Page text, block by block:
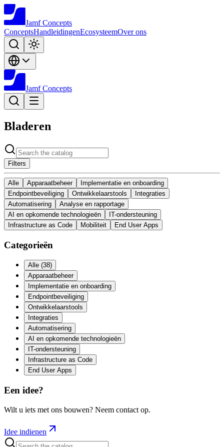
Jamf Concepts
ConceptsHandleidingenEcosysteemOver ons
Jamf Concepts
Bladeren
Filters
Alle Apparaatbeheer
Implementatie en onboarding
Endpointbeveiliging
Ontwikkelaarstools
Integraties
Automatisering
Analyse en rapportage
AI en opkomende technologieën
IT-ondersteuning
Infrastructure as Code
Mobiliteit End User Apps
Categorieën
Alle (38)
Apparaatbeheer
Implementatie en onboarding
Endpointbeveiliging
Ontwikkelaarstools
Integraties
Automatisering
AI en opkomende technologieën
IT-ondersteuning
Infrastructure as Code
End User Apps
Een idee?
Wilt u iets met ons bouwen? Neem contact op.
Idee indienen